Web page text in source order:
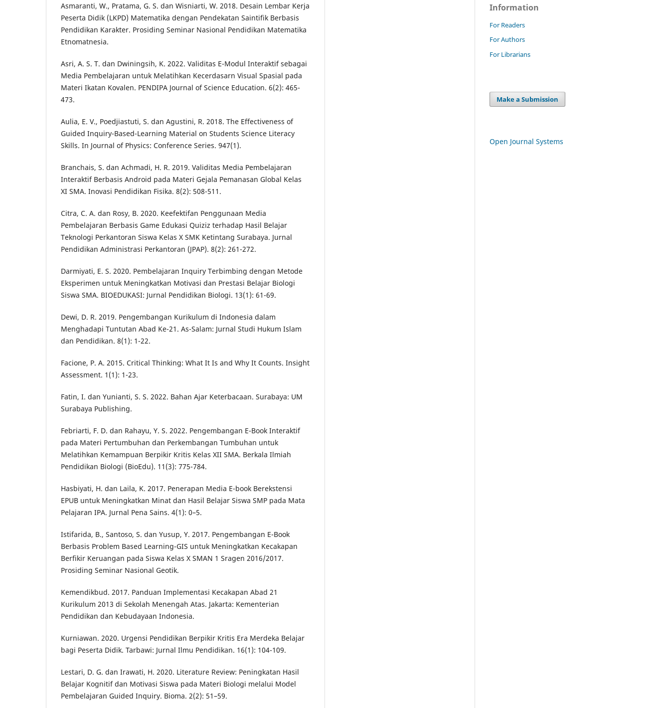
Asmaranti, W., Pratama, G. S. dan Wisniarti, W. 2018. Desain Lembar Kerja
Peserta Didik (LKPD) Matematika dengan Pendekatan Saintifik Berbasis
Pendidikan Karakter. Prosiding Seminar Nasional Pendidikan Matematika
Etnomatnesia.
Asri, A. S. T. dan Dwiningsih, K. 2022. Validitas E-Modul Interaktif sebagai
Media Pembelajaran untuk Melatihkan Kecerdasarn Visual Spasial pada
Materi Ikatan Kovalen. PENDIPA Journal of Science Education. 6(2): 465-
473.
Aulia, E. V., Poedjiastuti, S. dan Agustini, R. 2018. The Effectiveness of
Guided Inquiry-Based-Learning Material on Students Science Literacy
Skills. In Journal of Physics: Conference Series. 947(1).
Branchais, S. dan Achmadi, H. R. 2019. Validitas Media Pembelajaran
Interaktif Berbasis Android pada Materi Gejala Pemanasan Global Kelas
XI SMA. Inovasi Pendidikan Fisika. 8(2): 508-511.
Citra, C. A. dan Rosy, B. 2020. Keefektifan Penggunaan Media
Pembelajaran Berbasis Game Edukasi Quiziz terhadap Hasil Belajar
Teknologi Perkantoran Siswa Kelas X SMK Ketintang Surabaya. Jurnal
Pendidikan Administrasi Perkantoran (JPAP). 8(2): 261-272.
Darmiyati, E. S. 2020. Pembelajaran Inquiry Terbimbing dengan Metode
Eksperimen untuk Meningkatkan Motivasi dan Prestasi Belajar Biologi
Siswa SMA. BIOEDUKASI: Jurnal Pendidikan Biologi. 13(1): 61-69.
Dewi, D. R. 2019. Pengembangan Kurikulum di Indonesia dalam
Menghadapi Tuntutan Abad Ke-21. As-Salam: Jurnal Studi Hukum Islam
dan Pendidikan. 8(1): 1-22.
Facione, P. A. 2015. Critical Thinking: What It Is and Why It Counts. Insight
Assessment. 1(1): 1-23.
Fatin, I. dan Yunianti, S. S. 2022. Bahan Ajar Keterbacaan. Surabaya: UM
Surabaya Publishing.
Febriarti, F. D. dan Rahayu, Y. S. 2022. Pengembangan E-Book Interaktif
pada Materi Pertumbuhan dan Perkembangan Tumbuhan untuk
Melatihkan Kemampuan Berpikir Kritis Kelas XII SMA. Berkala Ilmiah
Pendidikan Biologi (BioEdu). 11(3): 775-784.
Hasbiyati, H. dan Laila, K. 2017. Penerapan Media E-book Berekstensi
EPUB untuk Meningkatkan Minat dan Hasil Belajar Siswa SMP pada Mata
Pelajaran IPA. Jurnal Pena Sains. 4(1): 0–5.
Istifarida, B., Santoso, S. dan Yusup, Y. 2017. Pengembangan E-Book
Berbasis Problem Based Learning-GIS untuk Meningkatkan Kecakapan
Berfikir Keruangan pada Siswa Kelas X SMAN 1 Sragen 2016/2017.
Prosiding Seminar Nasional Geotik.
Kemendikbud. 2017. Panduan Implementasi Kecakapan Abad 21
Kurikulum 2013 di Sekolah Menengah Atas. Jakarta: Kementerian
Pendidikan dan Kebudayaan Indonesia.
Kurniawan. 2020. Urgensi Pendidikan Berpikir Kritis Era Merdeka Belajar
bagi Peserta Didik. Tarbawi: Jurnal Ilmu Pendidikan. 16(1): 104-109.
Lestari, D. G. dan Irawati, H. 2020. Literature Review: Peningkatan Hasil
Belajar Kognitif dan Motivasi Siswa pada Materi Biologi melalui Model
Pembelajaran Guided Inquiry. Bioma. 2(2): 51–59.
Information
For Readers
For Authors
For Librarians
Make a Submission
Open Journal Systems